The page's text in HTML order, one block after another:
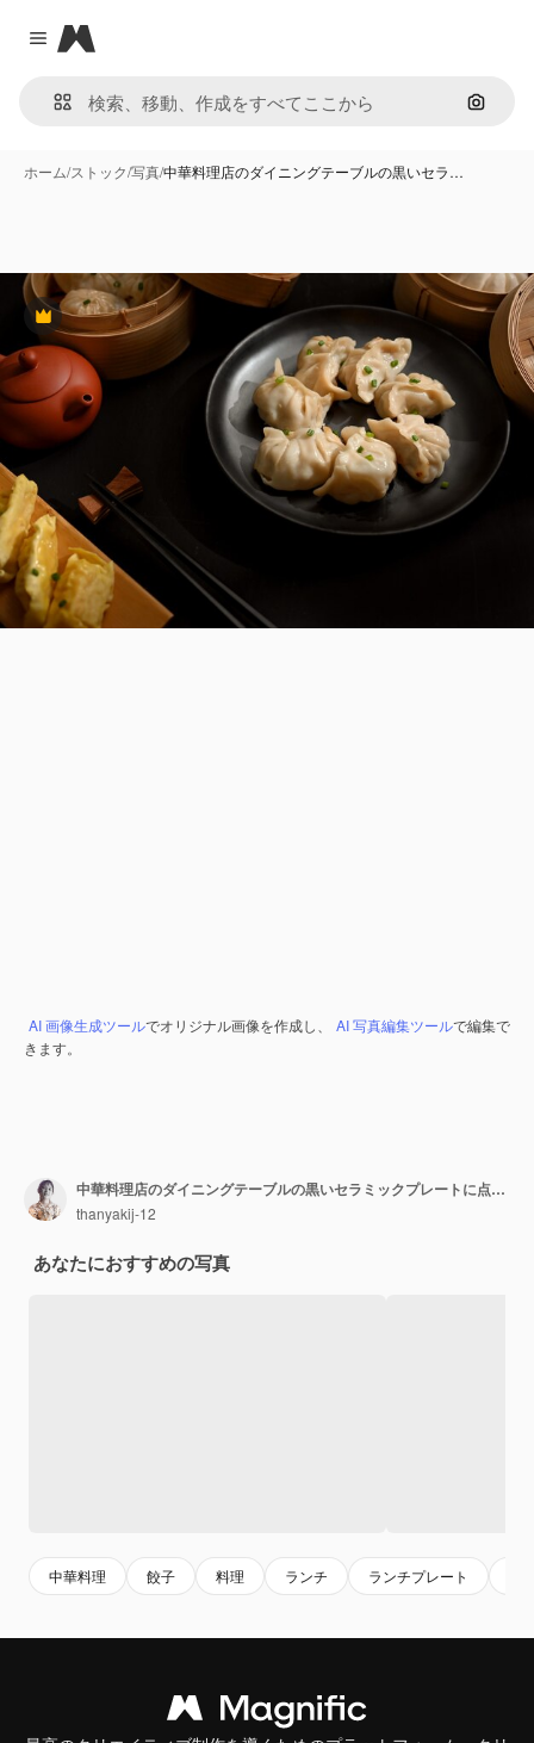
Close menu
Magnific
画像で
ホーム/ストック/写真/中華料理店のダイニングテーブルの黒いセラ…
Premium
AI 画像生成ツールでオリジナル画像を作成し、 AI 写真編集ツールで編集で
きます。
中華料理店のダイニングテーブルの黒いセラミックプレートに点心餃子のトリミングショット
thanyakij-12
あなたにおすすめの写真
中華料理 餃子 料理 ランチ ランチプレート